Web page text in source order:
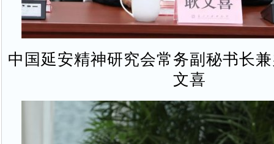
中国延安精神研究会常务副秘书长
文喜